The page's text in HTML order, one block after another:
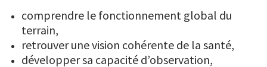
comprendre le fonctionnement global du
terrain,
retrouver une vision cohérente de la santé,
développer sa capacité d’observation,